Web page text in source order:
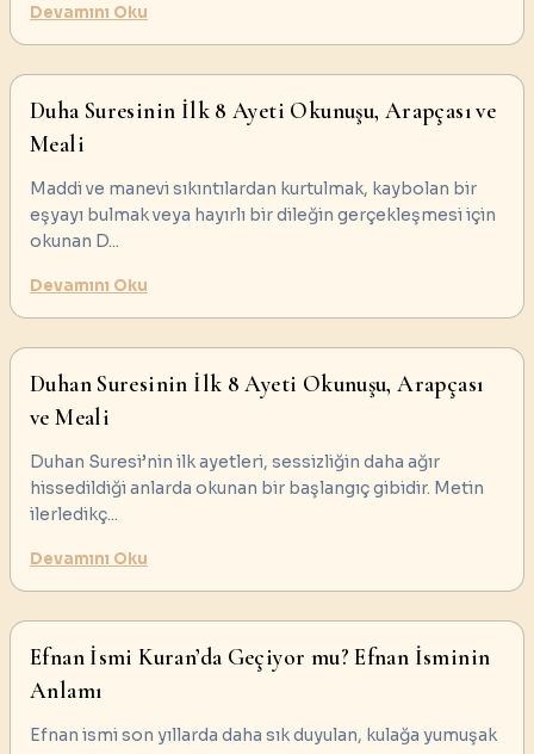
Devamını Oku
Duha Suresinin İlk 8 Ayeti Okunuşu, Arapçası ve
Meali
Maddi ve manevi sıkıntılardan kurtulmak, kaybolan bir
eşyayı bulmak veya hayırlı bir dileğin gerçekleşmesi için
okunan D...
Devamını Oku
Duhan Suresinin İlk 8 Ayeti Okunuşu, Arapçası
ve Meali
Duhan Suresi’nin ilk ayetleri, sessizliğin daha ağır
hissedildiği anlarda okunan bir başlangıç gibidir. Metin
ilerledikç...
Devamını Oku
Efnan İsmi Kuran’da Geçiyor mu? Efnan İsminin
Anlamı
Efnan ismi son yıllarda daha sık duyulan, kulağa yumuşak